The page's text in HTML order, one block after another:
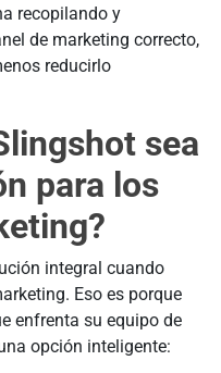
recopilando y
de marketing correcto,
reducirlo
sea
para los
integral cuando
Eso es porque
enfrenta su equipo de
opción inteligente: